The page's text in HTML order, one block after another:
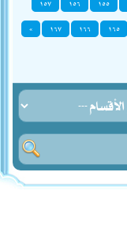
١٥٥ ١٥٦
١٥٧
١٦٥ ١٦٦ ١٦٧
»